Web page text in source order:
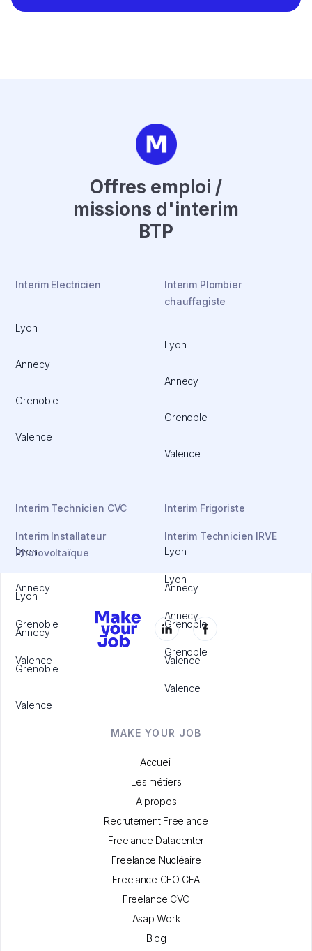
Offres emploi /
missions d'interim
BTP
Interim Electricien
Lyon
Annecy
Grenoble
Valence
Interim Plombier
chauffagiste
Lyon
Annecy
Grenoble
Valence
Interim Technicien CVC
Lyon
Annecy
Grenoble
Valence
Interim Frigoriste
Lyon
Annecy
Grenoble
Valence
Interim Installateur
Photovoltaïque
Lyon
Annecy
Grenoble
Valence
Interim Technicien IRVE
Lyon
Annecy
Grenoble
Valence
MAKE YOUR JOB
Accueil
Les métiers
A propos
Recrutement Freelance
Freelance Datacenter
Freelance Nucléaire
Freelance CFO CFA
Freelance CVC
Asap Work
Blog